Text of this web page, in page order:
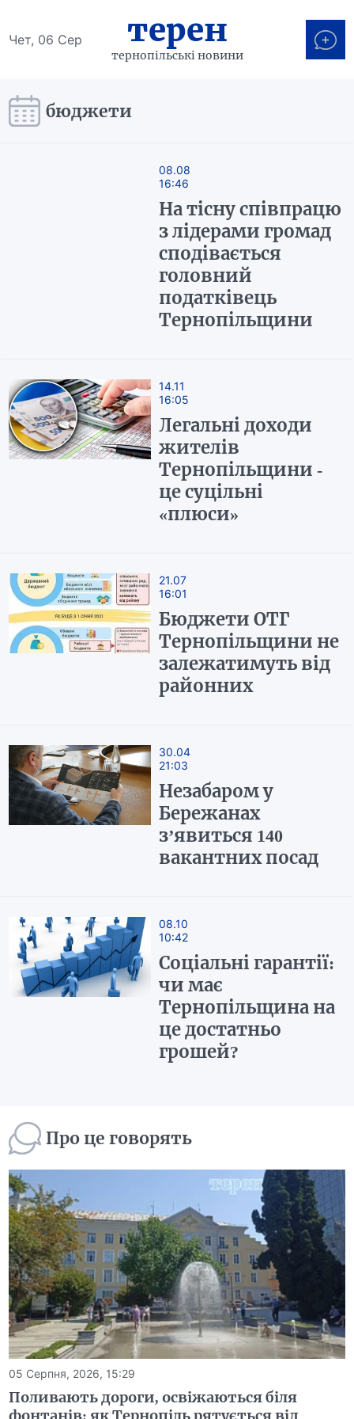
Чет, 06 Сер терен
тернопільські новини
бюджети
08.08
16:46
На тісну співпрацю
з лідерами громад
сподівається
головний
податківець
Тернопільщини
14.11
16:05
Легальні доходи
жителів
Тернопільщини -
це суцільні
«плюси»
21.07
16:01
Бюджети ОТГ
Тернопільщини не
залежатимуть від
районних
30.04
21:03
Незабаром у
Бережанах
з’явиться 140
вакантних посад
08.10
10:42
Соціальні гарантії:
чи має
Тернопільщина на
це достатньо
грошей?
Про це говорять
05 Серпня, 2026, 15:29
Поливають дороги, освіжаються біля